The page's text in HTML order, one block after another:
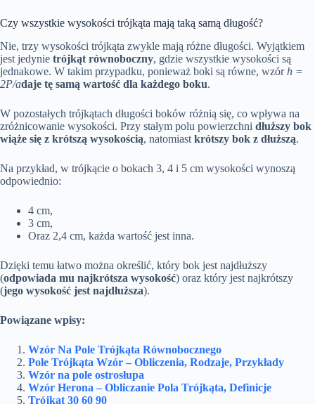
Czy wszystkie wysokości trójkąta mają taką samą długość?
Nie, trzy wysokości trójkąta zwykle mają różne długości. Wyjątkiem
jest jedynie trójkąt równoboczny, gdzie wszystkie wysokości są
jednakowe. W takim przypadku, ponieważ boki są równe, wzórh =
2P/adaje tę samą wartość dla każdego boku.
W pozostałych trójkątach długości boków różnią się, co wpływa na
zróżnicowanie wysokości. Przy stałym polu powierzchni dłuższy bok
wiąże się z krótszą wysokością, natomiast krótszy bok z dłuższą.
Na przykład, w trójkącie o bokach 3, 4 i 5 cm wysokości wynoszą
odpowiednio:
4 cm,
3 cm,
Oraz 2,4 cm, każda wartość jest inna.
Dzięki temu łatwo można określić, który bok jest najdłuższy
(odpowiada mu najkrótsza wysokość) oraz który jest najkrótszy
(jego wysokość jest najdłuższa).
Powiązane wpisy:
Wzór Na Pole Trójkąta Równobocznego
Pole Trójkąta Wzór – Obliczenia, Rodzaje, Przykłady
Wzór na pole ostrosłupa
Wzór Herona – Obliczanie Pola Trójkąta, Definicje
Trójkąt 30 60 90